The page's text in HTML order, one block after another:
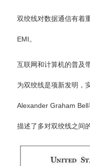
双绞线对数据通信有着
EMI。
互联网和计算机的普及
为双绞线是项新发明，
Alexander Graham
描述了多对双绞线之间